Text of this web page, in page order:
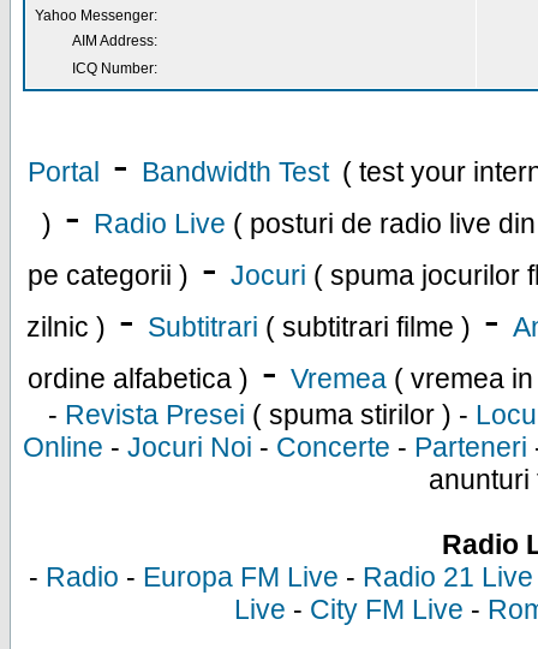
Yahoo Messenger:
AIM Address:
ICQ Number:
Portal - Bandwidth Test ( test your
) - Radio Live ( posturi de radio live
pe categorii ) - Jocuri ( spuma jocurilor
zilnic ) - Subtitrari ( subtitrari filme ) -
ordine alfabetica ) - Vremea ( vremea
- Revista Presei ( spuma stirilor ) -
Online - Jocuri Noi - Concerte - Parteneri
anunturi
Radio
- Radio - Europa FM Live - Radio 21 Live
Live - City FM Live -